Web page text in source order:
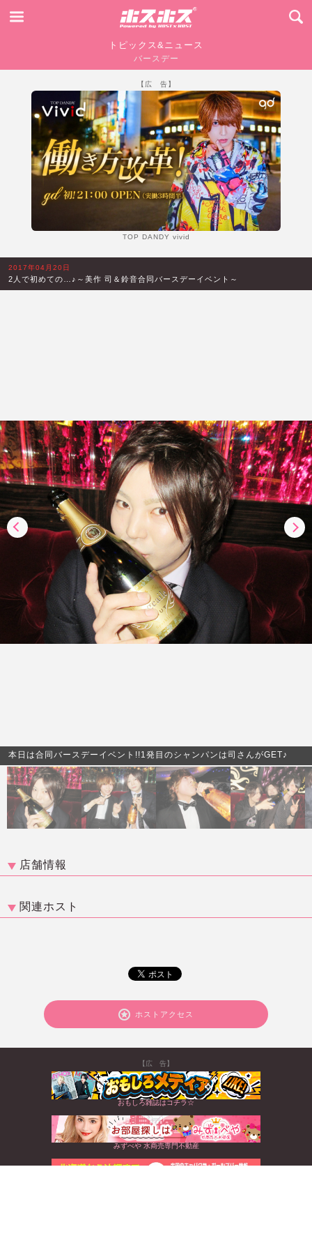
トピックス&ニュース
バースデー
【広 告】
TOP DANDY vivid
2017年04月20日
2人で初めての…♪～美作 司＆鈴音合同バースデーイベント～
本日は合同バースデーイベント!!1発目のシャンパンは司さんがGET♪
店舗情報
関連ホスト
ホストアクセス
【広 告】
おもしろ雑誌はコチラ☆
みずべや 水商売専門不動産